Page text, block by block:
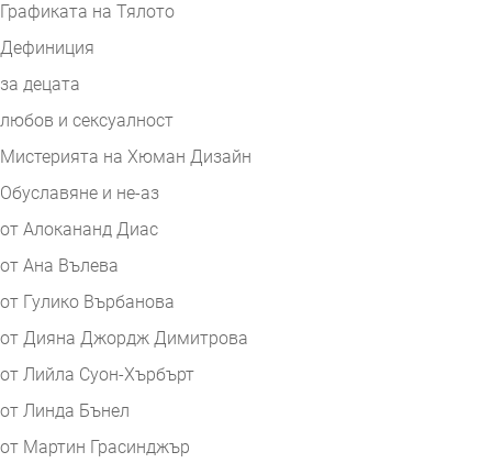
Графиката на Тялото
Дефиниция
за децата
любов и сексуалност
Мистерията на Хюман Дизайн
Обуславяне и не-аз
от Алокананд Диас
от Ана Вълева
от Гулико Върбанова
от Дияна Джордж Димитрова
от Лийла Суон-Хърбърт
от Линда Бънел
от Мартин Грасинджър